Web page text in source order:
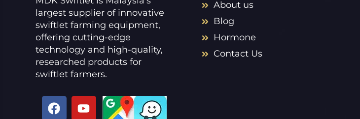
largest supplier of innovative
swiftlet farming equipment,
offering cutting-edge
technology and high-quality,
researched products for
swiftlet farmers.
F
a
Y
o
About us
Blog
Hormone
Contact Us